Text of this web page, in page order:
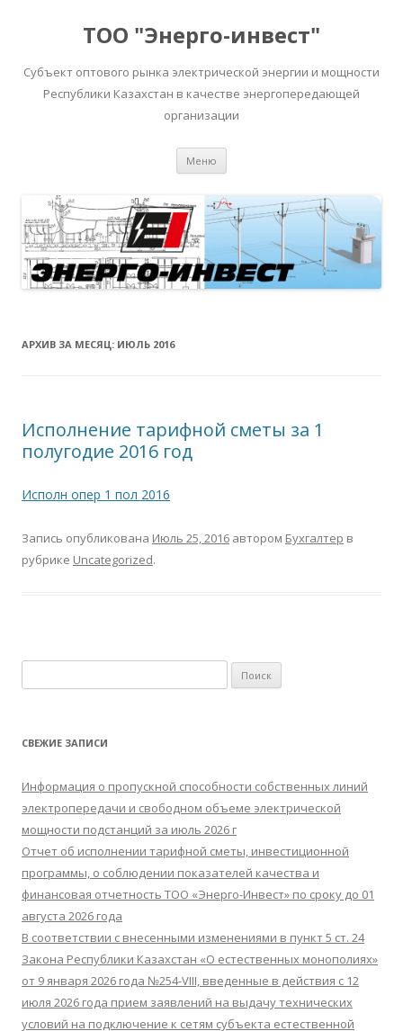
ТОО "Энерго-инвест"
Субъект оптового рынка электрической энергии и мощности
Республики Казахстан в качестве энергопередающей
организации
Меню
АРХИВ ЗА МЕСЯЦ: ИЮЛЬ 2016
Исполнение тарифной сметы за 1
полугодие 2016 год
Исполн опер 1 пол 2016
Запись опубликована Июль 25, 2016 автором Бухгалтер в
рубрике Uncategorized.
а
т
:
СВЕЖИЕ ЗАПИСИ
Информация о пропускной способности собственных линий
электропередачи и свободном объеме электрической
мощности подстанций за июль 2026 г
Отчет об исполнении тарифной сметы, инвестиционной
программы, о соблюдении показателей качества и
финансовая отчетность ТОО «Энерго-Инвест» по сроку до 01
августа 2026 года
В соответствии с внесенными изменениями в пункт 5 ст. 24
Закона Республики Казахстан «О естественных монополиях»
от 9 января 2026 года №254-VIII, введенные в действия с 12
июля 2026 года прием заявлений на выдачу технических
условий на подключение к сетям субъекта естественной